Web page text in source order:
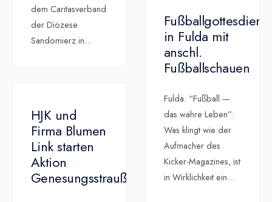
dem Caritasverband
der Diözese
Sandomierz in...
Fußballgottesdienst
in Fulda mit
anschl.
Fußballschauen
Fulda. “Fußball —
das wahre Leben”:
Was klingt wie der
Aufmacher des
Kicker-Magazines, ist
in Wirklichkeit ein...
HJK und
Firma Blumen
Link starten
Aktion
Genesungsstrauß